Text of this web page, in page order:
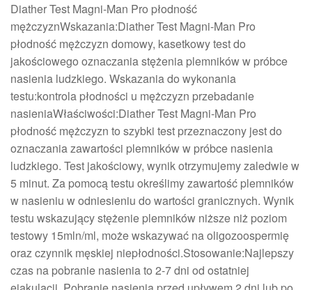
Diather Test Magni-Man Pro płodność
mężczyznWskazania:Diather Test Magni-Man Pro
płodność mężczyzn domowy, kasetkowy test do
jakościowego oznaczania stężenia plemników w próbce
nasienia ludzkiego. Wskazania do wykonania
testu:kontrola płodności u mężczyzn przebadanie
nasieniaWłaściwości:Diather Test Magni-Man Pro
płodność mężczyzn to szybki test przeznaczony jest do
oznaczania zawartości plemników w próbce nasienia
ludzkiego. Test jakościowy, wynik otrzymujemy zaledwie w
5 minut. Za pomocą testu określimy zawartość plemników
w nasieniu w odniesieniu do wartości granicznych. Wynik
testu wskazujący stężenie plemników niższe niż poziom
testowy 15mln/ml, może wskazywać na oligozoospermię
oraz czynnik męskiej niepłodności.Stosowanie:Najlepszy
czas na pobranie nasienia to 2-7 dni od ostatniej